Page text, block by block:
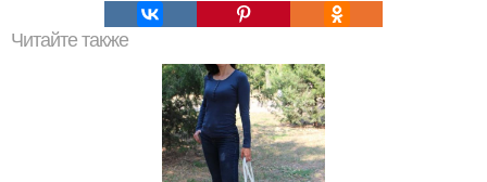
Читайте также